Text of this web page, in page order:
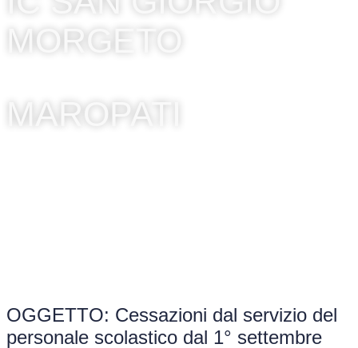
MORGETO
MAROPATI
OGGETTO: Cessazioni dal servizio del
personale scolastico dal 1° settembre